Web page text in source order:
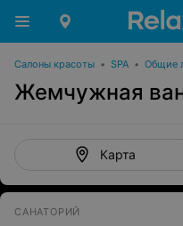
Салоны красоты • SPA • Общие
Жемчужная
Карта
САНАТОРИЙ